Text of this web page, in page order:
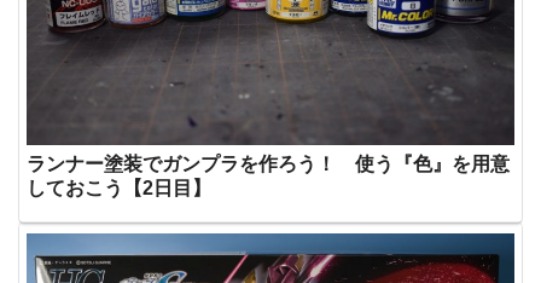
ランナー塗装でガンプラを作ろう！ 使う『色』を用意
しておこう【2日目】